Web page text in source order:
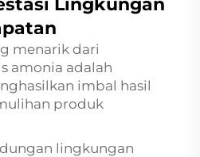
menarik dari
amonia adalah
imbal hasil
produk
lingkungan